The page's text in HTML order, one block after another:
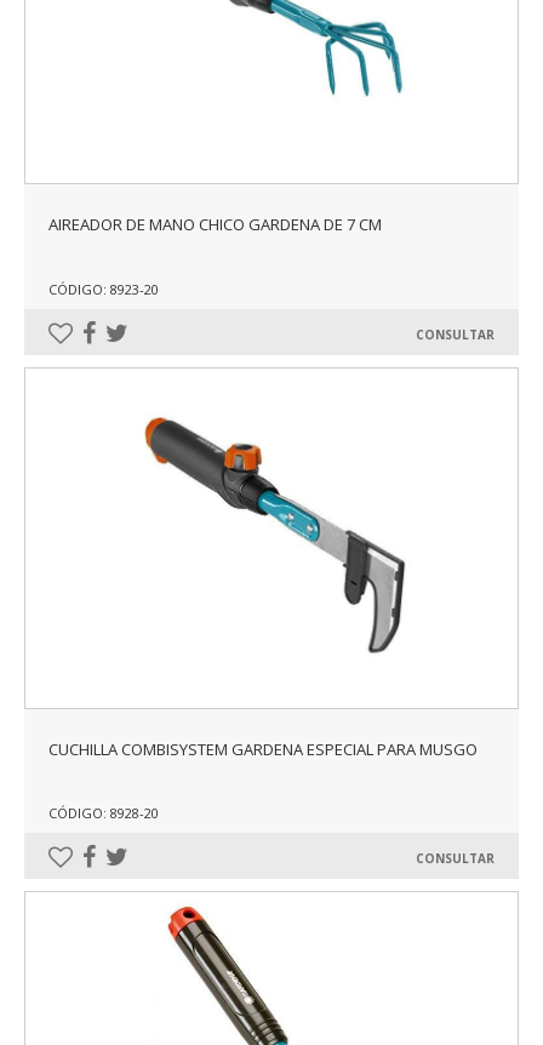
AIREADOR DE MANO CHICO GARDENA DE 7 CM
CÓDIGO: 8923-20
CONSULTAR
CUCHILLA COMBISYSTEM GARDENA ESPECIAL PARA MUSGO
CÓDIGO: 8928-20
CONSULTAR